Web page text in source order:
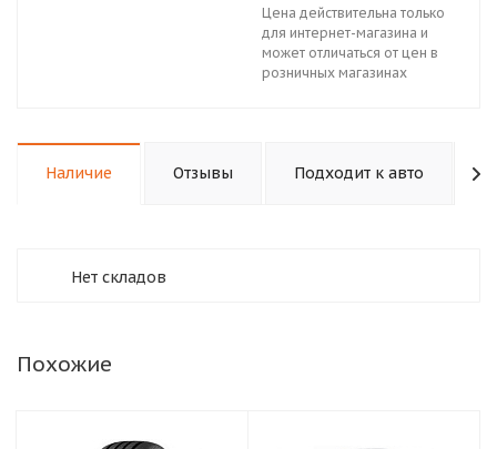
Цена действительна только
для интернет-магазина и
может отличаться от цен в
розничных магазинах
Наличие Отзывы Подходит к авто
Нет складов
Похожие